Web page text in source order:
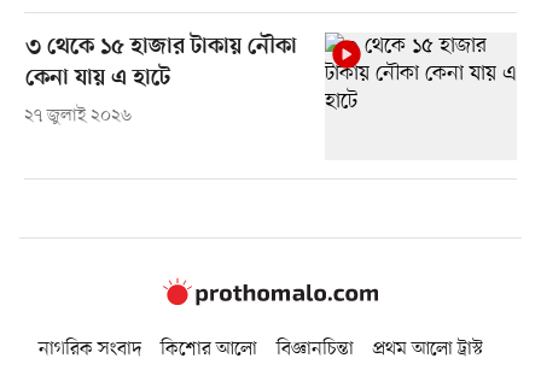
৩ থেকে ১৫ হাজার টাকায় নৌকা
কেনা যায় এ হাটে
২৭ জুলাই ২০২৬
নাগরিক সংবাদ কিশোর আলো বিজ্ঞানচিন্তা
প্রথম আলো ট্রাস্ট